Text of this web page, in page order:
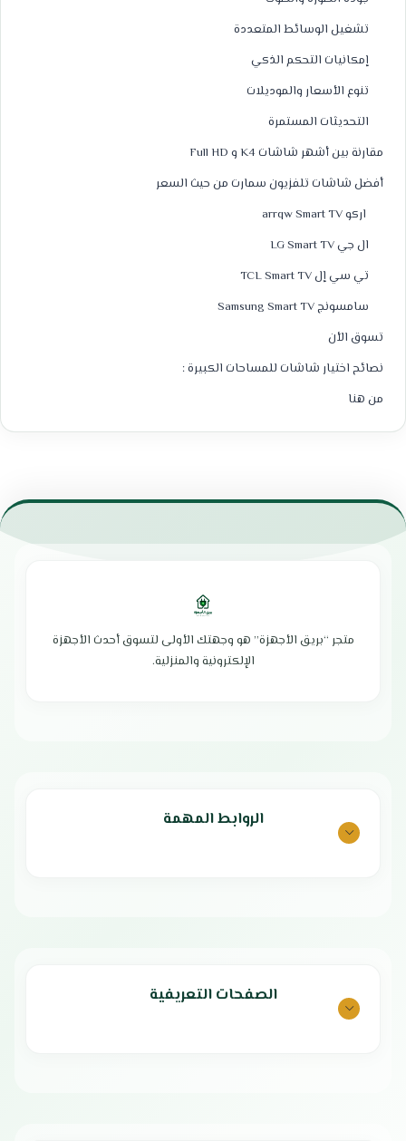
تشغيل الوسائط المتعددة
إمكانيات التحكم الذكي
تنوع الأسعار والموديلات
التحديثات المستمرة
مقارنة بين أشهر شاشات K4 و Full HD
أفضل شاشات تلفزيون سمارت من حيث السعر
اركو arrqw Smart TV
ال جي LG Smart TV
تي سي إل TCL Smart TV
سامسونج Samsung Smart TV
تسوق الأن
نصائح اختيار شاشات للمساحات الكبيرة :
من هنا
متجر “بريق الأجهزة” هو وجهتك الأولى لتسوق أحدث الأجهزة
الإلكترونية والمنزلية.
الروابط المهمة
الصفحات التعريفية